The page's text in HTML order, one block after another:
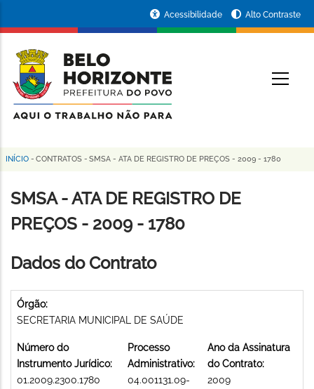
conteúdo
principal
da
Prefeitura
de
Horizonte
Acessibilidade Alto Contraste
Trilha
de
navegação
INÍCIO - CONTRATOS - SMSA - ATA DE REGISTRO DE PREÇOS - 2009 - 1780
SMSA - ATA DE REGISTRO DE
PREÇOS - 2009 - 1780
Dados do Contrato
Órgão:
SECRETARIA MUNICIPAL DE SAÚDE
Número do
Instrumento Jurídico:
01.2009.2300.1780
Processo
Administrativo:
04.001131.09-
Ano da Assinatura
do Contrato:
2009